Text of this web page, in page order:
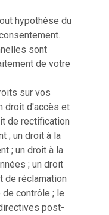
hypothèse du
sont
de votre
sur vos
droit d'accès et
de rectification
; un droit à la
; un droit à la
; un droit
de réclamation
contrôle ; le
post-